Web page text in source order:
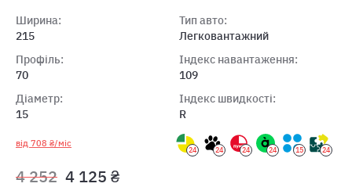
Ширина:
215
Профіль:
70
Діаметр:
15
Тип авто:
Легковантажний
Індекс навантаження:
109
Індекс швидкості:
R
від 708 ₴/міс
24 24 24 24 15 24
4 252 4 125 ₴